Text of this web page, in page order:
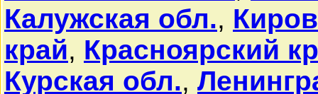
Калужская обл.,
край, Красноярский
Курская обл.,